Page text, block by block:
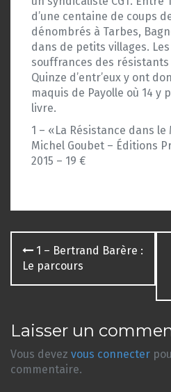
d’une centaine de coups
dénombrés à Tarbes,
dans de petits villages.
souffrances des
Quinze d’entr’eux y ont
maquis de Payolle où 14 y
livre.
1 – «La Résistance dans
Michel Goubet – Éditions
2015 – 19 €
Navigation
des
articles
1 – Bertrand Barère :
Le parcours
Laisser un
Vous devez vous connecter
commentaire.